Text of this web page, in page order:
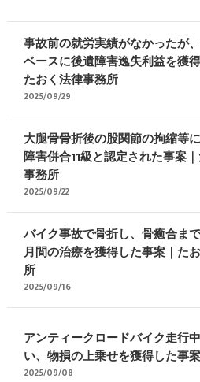
事故前の就労実績がなかったが
ベースに後遺障害逸失利益を獲
たおく法律事務所
2025/09/29
大腿骨骨折後の股関節の拘縮等
障害併合11級と認定された事案
事務所
2025/09/22
バイク事故で骨折し、骨癒合ま
月間の治療を獲得した事案｜た
所
2025/09/16
アンティークロードバイク走行
い、物損の上乗せを獲得した事案
2025/09/08